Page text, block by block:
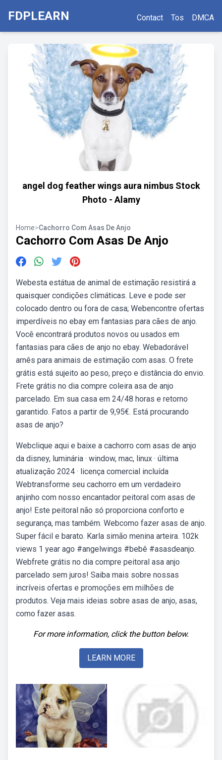
FDPLEARN Contact Tos DMCA
angel dog feather wings aura nimbus Stock
Photo - Alamy
Home>Cachorro Com Asas De Anjo
Cachorro Com Asas De Anjo
Webesta estátua de animal de estimação resistirá a
quaisquer condições climáticas. Leve e pode ser
colocado dentro ou fora de casa; Webencontre ofertas
imperdíveis no ebay em fantasias para cães de anjo.
Você encontrará produtos novos ou usados em
fantasias para cães de anjo no ebay. Webadorável
arnês para animais de estimação com asas. O frete
grátis está sujeito ao peso, preço e distância do envio.
Frete grátis no dia compre coleira asa de anjo
parcelado. Em sua casa em 24/48 horas e retorno
garantido. Fatos a partir de 9,95€. Está procurando
asas de anjo?
Webclique aqui e baixe a cachorro com asas de anjo
da disney, luminária · window, mac, linux · última
atualização 2024 · licença comercial incluída
Webtransforme seu cachorro em um verdadeiro
anjinho com nosso encantador peitoral com asas de
anjo! Este peitoral não só proporciona conforto e
segurança, mas também. Webcomo fazer asas de anjo.
Super fácil e barato. Karla simão menina arteira. 102k
views 1 year ago #angelwings #bebê #asasdeanjo.
Webfrete grátis no dia compre peitoral asa anjo
parcelado sem juros! Saiba mais sobre nossas
incríveis ofertas e promoções em milhões de
produtos. Veja mais ideias sobre asas de anjo, asas,
como fazer asas.
For more information, click the button below.
LEARN MORE